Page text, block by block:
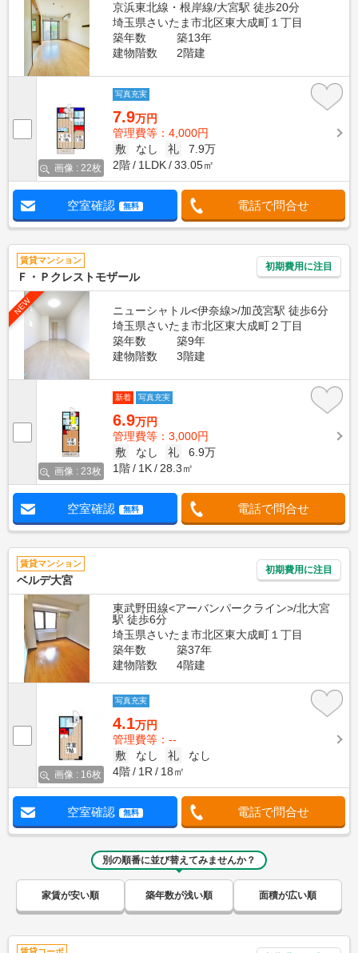
京浜東北線・根岸線/大宮駅 徒歩20分
埼玉県さいたま市北区東大成町１丁目
築年数
築13年
建物階数
2階建
画像 : 22枚
写真充実
7.9万円
管理費等：4,000円
敷
なし 礼
7.9万
2階
1LDK 33.05㎡
空室確認 無料 電話で問合せ
賃貸マンション
Ｆ・Ｐクレストモザール
初期費用に注目
NEW
ニューシャトル<伊奈線>/加茂宮駅 徒歩6分
埼玉県さいたま市北区東大成町２丁目
築年数
築9年
建物階数
3階建
画像 : 23枚
新着 写真充実
6.9万円
管理費等：3,000円
敷
なし 礼
6.9万
1階
1K 28.3㎡
空室確認 無料 電話で問合せ
賃貸マンション
ベルデ大宮
初期費用に注目
東武野田線<アーバンパークライン>/北大宮
駅 徒歩6分
埼玉県さいたま市北区東大成町１丁目
築年数
築37年
建物階数
4階建
画像 : 16枚
写真充実
4.1万円
管理費等：--
敷
なし 礼
なし
4階
1R 18㎡
空室確認 無料 電話で問合せ
別の順番に並び替えてみませんか？
家賃が安い順 築年数が浅い順 面積が広い順